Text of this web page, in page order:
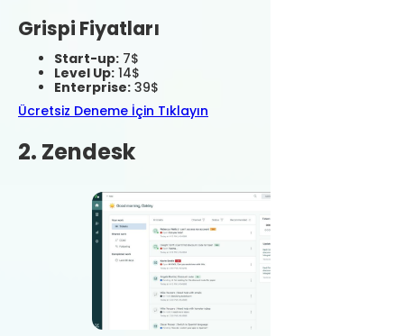
Grispi Fiyatları
Start-up: 7$
Level Up: 14$
Enterprise: 39$
Ücretsiz Deneme İçin Tıklayın
2. Zendesk